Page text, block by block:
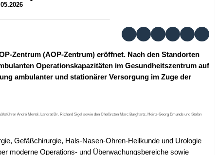
Zentrum (AOP-Zentrum) eröffnet. Nach den Standorten
Operationskapazitäten im Gesundheitszentrum auf
ambulanter und stationärer Versorgung im Zuge der
André Mertel, Landrat Dr. Richard Sigel sowie den Chefärzten Marc Burghartz, Heinz-Georg Emunds und Stefan
Gefäßchirurgie, Hals-Nasen-Ohren-Heilkunde und Urologie
moderne Operations- und Überwachungsbereiche sowie